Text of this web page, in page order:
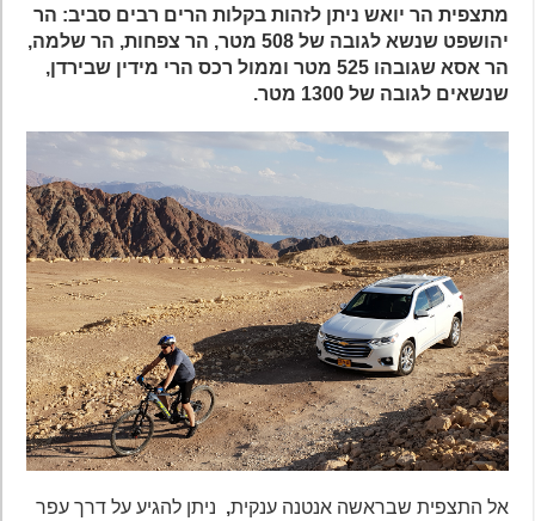
מתצפית הר יואש ניתן לזהות בקלות הרים רבים סביב: הר
יהושפט שנשא לגובה של 508 מטר, הר צפחות, הר שלמה,
הר אסא שגובהו 525 מטר וממול רכס הרי מידין שבירדן,
שנשאים לגובה של 1300 מטר.
אל התצפית שבראשה אנטנה ענקית,ניתן להגיע על דרך עפר